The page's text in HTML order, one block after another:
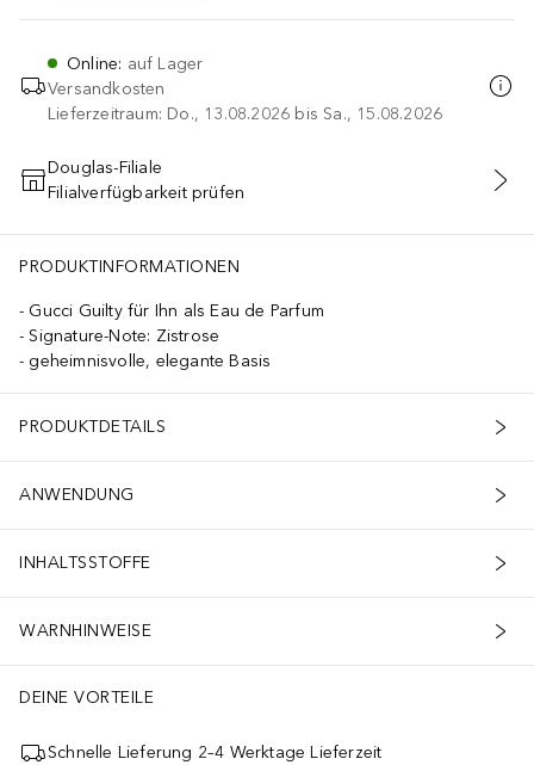
Online: auf Lager
Versandkosten
Lieferzeitraum: Do., 13.08.2026 bis Sa., 15.08.2026
IN DEN WARENKORB
Douglas-Filiale
Filialverfügbarkeit prüfen
PRODUKTINFORMATIONEN
Gucci Guilty für Ihn als Eau de Parfum
Signature-Note: Zistrose
geheimnisvolle, elegante Basis
PRODUKTDETAILS
ANWENDUNG
INHALTSSTOFFE
WARNHINWEISE
DEINE VORTEILE
Schnelle Lieferung 2–4 Werktage Lieferzeit